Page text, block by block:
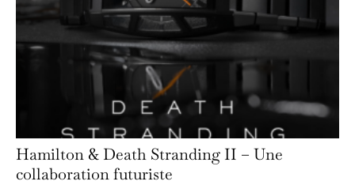
Hamilton & Death Stranding II – Une
collaboration futuriste